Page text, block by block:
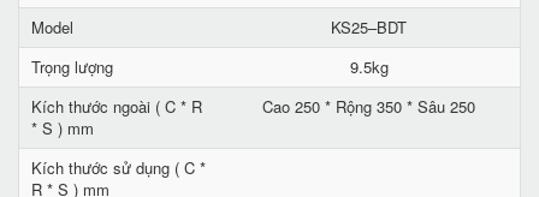
Model
KS25–BDT
Trọng lượng
9.5kg
Kích thước ngoài ( C * R
* S ) mm
Cao 250 * Rộng 350 * Sâu 250
Kích thước sử dụng ( C *
R * S ) mm